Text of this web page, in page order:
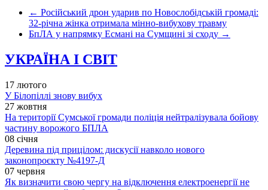
← Російський дрон ударив по Новослобідській громаді:
32-річна жінка отримала мінно-вибухову травму
БпЛА у напрямку Есмані на Сумщині зі сходу →
УКРАЇНА І СВІТ
17 лютого
У Білопіллі знову вибух
27 жовтня
На території Сумської громади поліція нейтралізувала бойову
частину ворожого БПЛА
08 січня
Деревина під прицілом: дискусії навколо нового
законопроєкту №4197-Д
07 червня
Як визначити свою чергу на відключення електроенергії не